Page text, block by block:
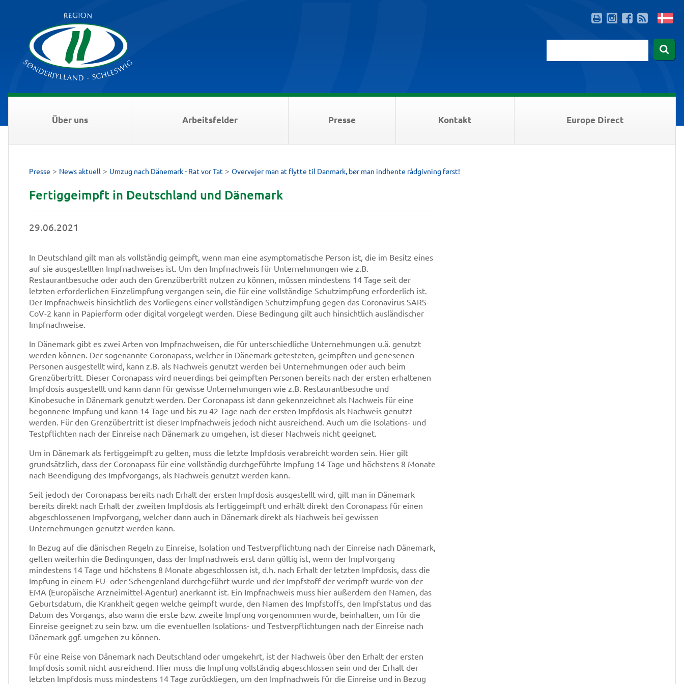
Über uns Arbeitsfelder Presse Kontakt Europe Direct
Presse > News aktuell > Umzug nach Dänemark - Rat vor Tat > Overvejer man at flytte til Danmark, bør man indhente rådgivning først!
Fertiggeimpft in Deutschland und Dänemark
29.06.2021
In Deutschland gilt man als vollständig geimpft, wenn man eine asymptomatische Person ist, die im Besitz eines
auf sie ausgestellten Impfnachweises ist. Um den Impfnachweis für Unternehmungen wie z.B.
Restaurantbesuche oder auch den Grenzübertritt nutzen zu können, müssen mindestens 14 Tage seit der
letzten erforderlichen Einzelimpfung vergangen sein, die für eine vollständige Schutzimpfung erforderlich ist.
Der Impfnachweis hinsichtlich des Vorliegens einer vollständigen Schutzimpfung gegen das Coronavirus SARS-
CoV-2 kann in Papierform oder digital vorgelegt werden. Diese Bedingung gilt auch hinsichtlich ausländischer
Impfnachweise.
In Dänemark gibt es zwei Arten von Impfnachweisen, die für unterschiedliche Unternehmungen u.ä. genutzt
werden können. Der sogenannte Coronapass, welcher in Dänemark getesteten, geimpften und genesenen
Personen ausgestellt wird, kann z.B. als Nachweis genutzt werden bei Unternehmungen oder auch beim
Grenzübertritt. Dieser Coronapass wird neuerdings bei geimpften Personen bereits nach der ersten erhaltenen
Impfdosis ausgestellt und kann dann für gewisse Unternehmungen wie z.B. Restaurantbesuche und
Kinobesuche in Dänemark genutzt werden. Der Coronapass ist dann gekennzeichnet als Nachweis für eine
begonnene Impfung und kann 14 Tage und bis zu 42 Tage nach der ersten Impfdosis als Nachweis genutzt
werden. Für den Grenzübertritt ist dieser Impfnachweis jedoch nicht ausreichend. Auch um die Isolations- und
Testpflichten nach der Einreise nach Dänemark zu umgehen, ist dieser Nachweis nicht geeignet.
Um in Dänemark als fertiggeimpft zu gelten, muss die letzte Impfdosis verabreicht worden sein. Hier gilt
grundsätzlich, dass der Coronapass für eine vollständig durchgeführte Impfung 14 Tage und höchstens 8 Monate
nach Beendigung des Impfvorgangs, als Nachweis genutzt werden kann.
Seit jedoch der Coronapass bereits nach Erhalt der ersten Impfdosis ausgestellt wird, gilt man in Dänemark
bereits direkt nach Erhalt der zweiten Impfdosis als fertiggeimpft und erhält direkt den Coronapass für einen
abgeschlossenen Impfvorgang, welcher dann auch in Dänemark direkt als Nachweis bei gewissen
Unternehmungen genutzt werden kann.
In Bezug auf die dänischen Regeln zu Einreise, Isolation und Testverpflichtung nach der Einreise nach Dänemark,
gelten weiterhin die Bedingungen, dass der Impfnachweis erst dann gültig ist, wenn der Impfvorgang
mindestens 14 Tage und höchstens 8 Monate abgeschlossen ist, d.h. nach Erhalt der letzten Impfdosis, dass die
Impfung in einem EU- oder Schengenland durchgeführt wurde und der Impfstoff der verimpft wurde von der
EMA (Europäische Arzneimittel-Agentur) anerkannt ist. Ein Impfnachweis muss hier außerdem den Namen, das
Geburtsdatum, die Krankheit gegen welche geimpft wurde, den Namen des Impfstoffs, den Impfstatus und das
Datum des Vorgangs, also wann die erste bzw. zweite Impfung vorgenommen wurde, beinhalten, um für die
Einreise geeignet zu sein bzw. um die eventuellen Isolations- und Testverpflichtungen nach der Einreise nach
Dänemark ggf. umgehen zu können.
Für eine Reise von Dänemark nach Deutschland oder umgekehrt, ist der Nachweis über den Erhalt der ersten
Impfdosis somit nicht ausreichend. Hier muss die Impfung vollständig abgeschlossen sein und der Erhalt der
letzten Impfdosis muss mindestens 14 Tage zurückliegen, um den Impfnachweis für die Einreise und in Bezug